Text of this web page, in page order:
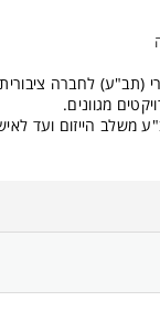
לחברה ציבורית
מגוונים.
משלב הייזום ועד
ועבודה שוטפת
בחברה, בדגש על
הליכי התכנון מולם